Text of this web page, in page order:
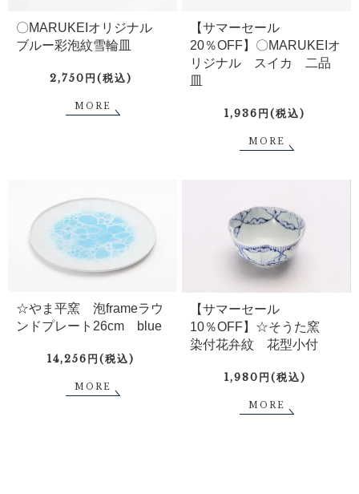
〇MARUKEIオリジナル
ブルー彩泡紋雪輪皿
2,750円(税込)
MORE
【サマーセール
20％OFF】〇MARUKEIオ
リジナル スイカ 二品
皿
1,936円(税込)
MORE
☆やま平窯 泡frameラウ
ンドプレート26cm blue
14,256円(税込)
MORE
【サマーセール
10％OFF】☆そうた窯
染付花弁紋 花型小付
1,980円(税込)
MORE